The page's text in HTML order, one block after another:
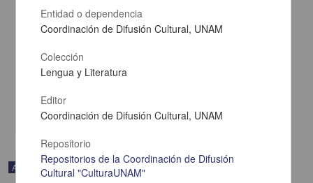
En voz de Manuel Rivas
Rivas, Manuel - Coordinación de Difusión Cultural, UNAM
2023-05-11
Audio
Entidad o dependencia
Coordinación de Difusión Cultural, UNAM
Colección
Lengua y Literatura
Editor
Coordinación de Difusión Cultural, UNAM
Repositorio
Repositorios de la Coordinación de Difusión
Cultural "CulturaUNAM"